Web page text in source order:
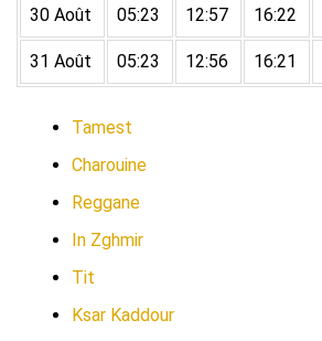
30 Août 05:23 12:57 16:22
31 Août 05:23 12:56 16:21
Tamest
Charouine
Reggane
In Zghmir
Tit
Ksar Kaddour